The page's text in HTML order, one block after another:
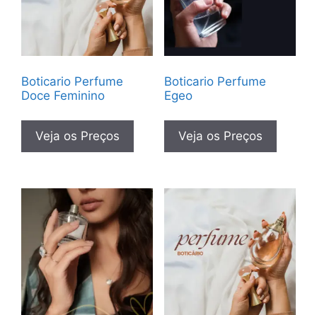
Boticario Perfume
Doce Feminino
Veja os Preços
Boticario Perfume
Egeo
Veja os Preços